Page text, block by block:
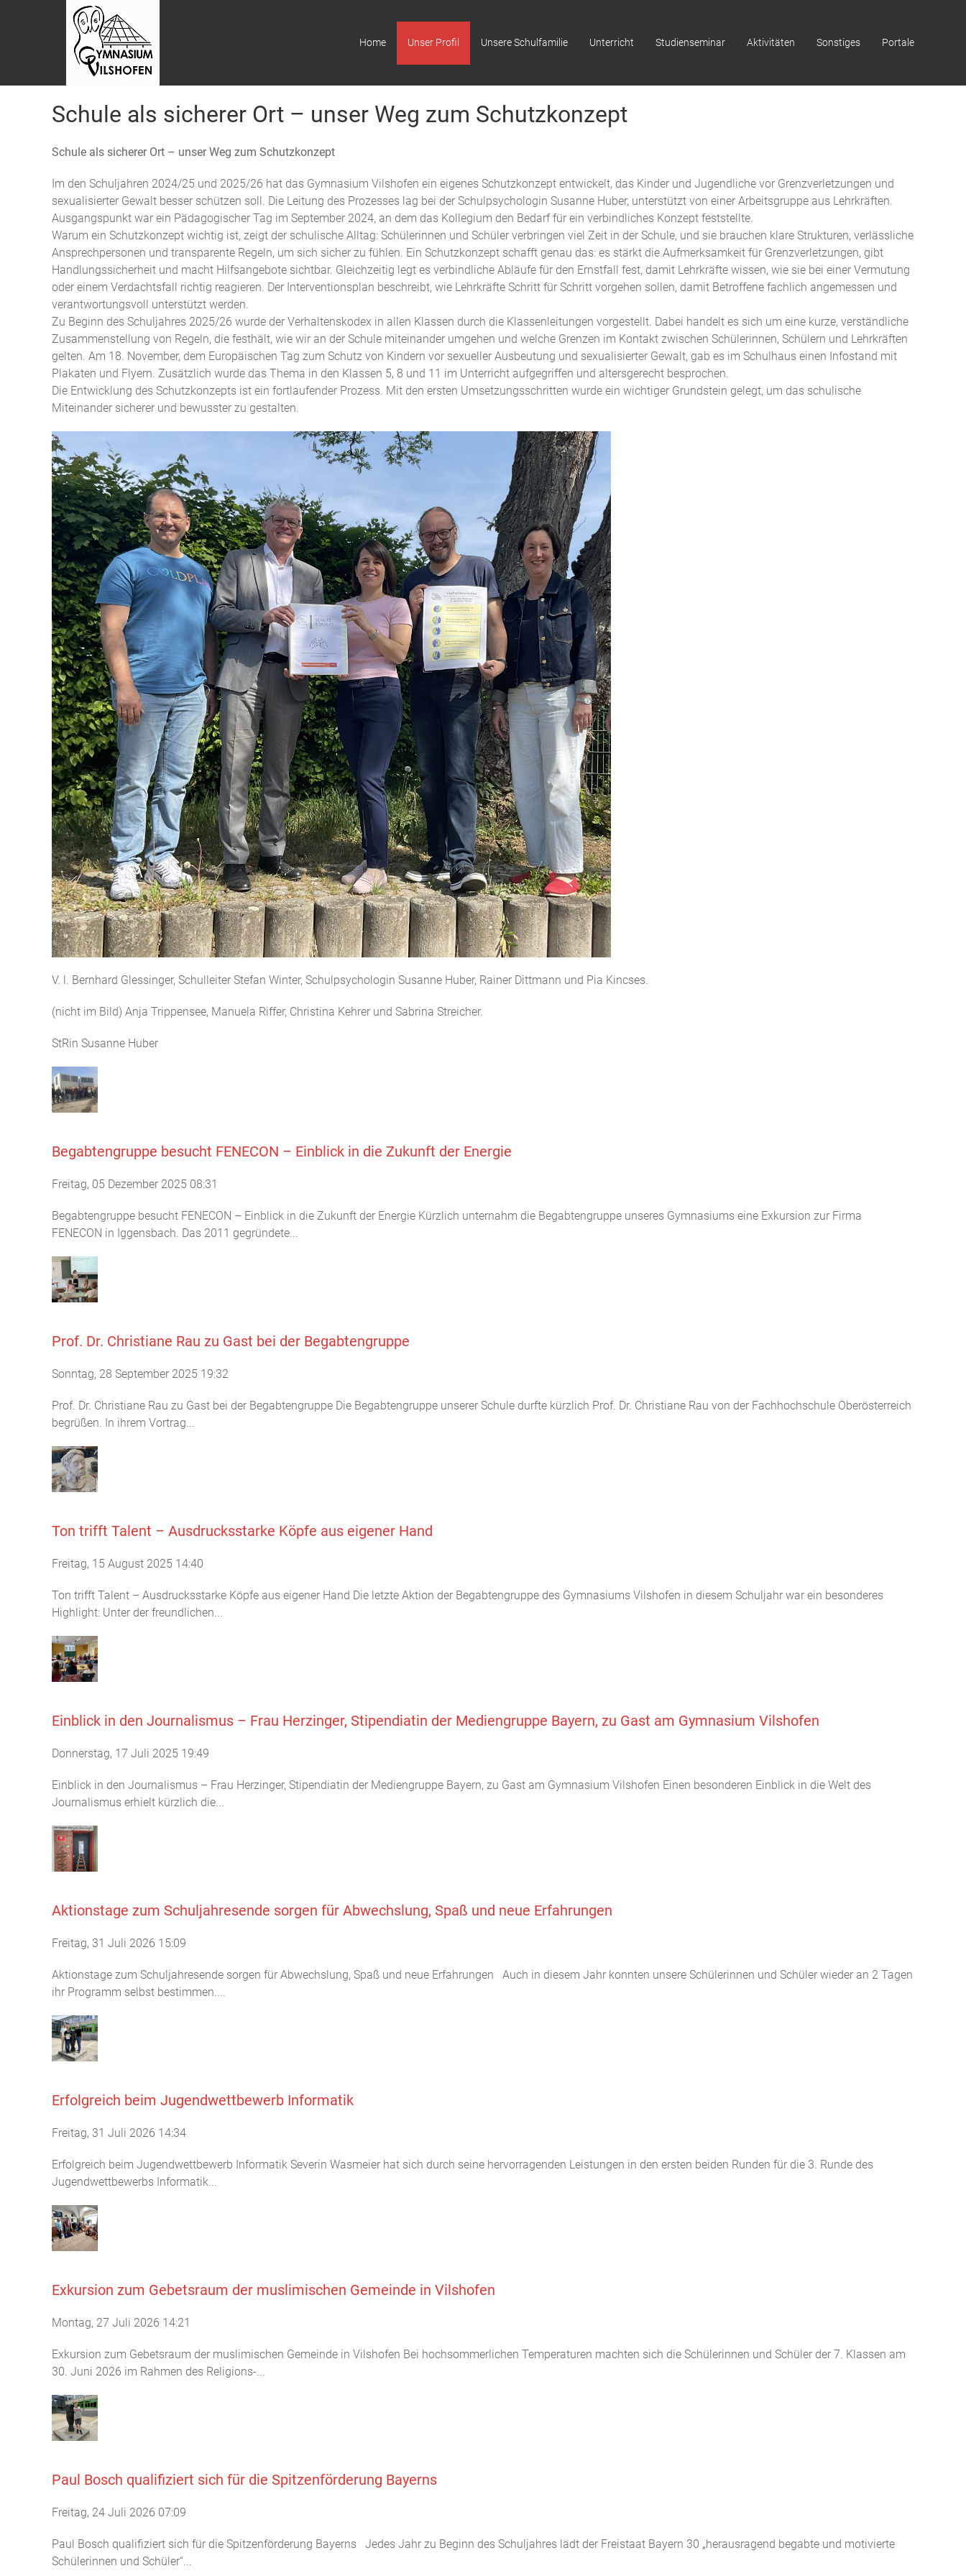
Home Unser Profil Unsere Schulfamilie Unterricht Studienseminar Aktivitäten Sonstiges Portale
Schule als sicherer Ort – unser Weg zum Schutzkonzept
Schule als sicherer Ort – unser Weg zum Schutzkonzept
Im den Schuljahren 2024/25 und 2025/26 hat das Gymnasium Vilshofen ein eigenes Schutzkonzept entwickelt, das Kinder und Jugendliche vor Grenzverletzungen und
sexualisierter Gewalt besser schützen soll. Die Leitung des Prozesses lag bei der Schulpsychologin Susanne Huber, unterstützt von einer Arbeitsgruppe aus Lehrkräften.
Ausgangspunkt war ein Pädagogischer Tag im September 2024, an dem das Kollegium den Bedarf für ein verbindliches Konzept feststellte.
Warum ein Schutzkonzept wichtig ist, zeigt der schulische Alltag: Schülerinnen und Schüler verbringen viel Zeit in der Schule, und sie brauchen klare Strukturen, verlässliche
Ansprechpersonen und transparente Regeln, um sich sicher zu fühlen. Ein Schutzkonzept schafft genau das: es stärkt die Aufmerksamkeit für Grenzverletzungen, gibt
Handlungssicherheit und macht Hilfsangebote sichtbar. Gleichzeitig legt es verbindliche Abläufe für den Ernstfall fest, damit Lehrkräfte wissen, wie sie bei einer Vermutung
oder einem Verdachtsfall richtig reagieren. Der Interventionsplan beschreibt, wie Lehrkräfte Schritt für Schritt vorgehen sollen, damit Betroffene fachlich angemessen und
verantwortungsvoll unterstützt werden.
Zu Beginn des Schuljahres 2025/26 wurde der Verhaltenskodex in allen Klassen durch die Klassenleitungen vorgestellt. Dabei handelt es sich um eine kurze, verständliche
Zusammenstellung von Regeln, die festhält, wie wir an der Schule miteinander umgehen und welche Grenzen im Kontakt zwischen Schülerinnen, Schülern und Lehrkräften
gelten. Am 18. November, dem Europäischen Tag zum Schutz von Kindern vor sexueller Ausbeutung und sexualisierter Gewalt, gab es im Schulhaus einen Infostand mit
Plakaten und Flyern. Zusätzlich wurde das Thema in den Klassen 5, 8 und 11 im Unterricht aufgegriffen und altersgerecht besprochen.
Die Entwicklung des Schutzkonzepts ist ein fortlaufender Prozess. Mit den ersten Umsetzungsschritten wurde ein wichtiger Grundstein gelegt, um das schulische
Miteinander sicherer und bewusster zu gestalten.
V. l. Bernhard Glessinger, Schulleiter Stefan Winter, Schulpsychologin Susanne Huber, Rainer Dittmann und Pia Kincses.
(nicht im Bild) Anja Trippensee, Manuela Riffer, Christina Kehrer und Sabrina Streicher.
StRin Susanne Huber
Begabtengruppe besucht FENECON – Einblick in die Zukunft der Energie
Freitag, 05 Dezember 2025 08:31
Begabtengruppe besucht FENECON – Einblick in die Zukunft der Energie Kürzlich unternahm die Begabtengruppe unseres Gymnasiums eine Exkursion zur Firma
FENECON in Iggensbach. Das 2011 gegründete...
Prof. Dr. Christiane Rau zu Gast bei der Begabtengruppe
Sonntag, 28 September 2025 19:32
Prof. Dr. Christiane Rau zu Gast bei der Begabtengruppe Die Begabtengruppe unserer Schule durfte kürzlich Prof. Dr. Christiane Rau von der Fachhochschule Oberösterreich
begrüßen. In ihrem Vortrag...
Ton trifft Talent – Ausdrucksstarke Köpfe aus eigener Hand
Freitag, 15 August 2025 14:40
Ton trifft Talent – Ausdrucksstarke Köpfe aus eigener Hand Die letzte Aktion der Begabtengruppe des Gymnasiums Vilshofen in diesem Schuljahr war ein besonderes
Highlight: Unter der freundlichen...
Einblick in den Journalismus – Frau Herzinger, Stipendiatin der Mediengruppe Bayern, zu Gast am Gymnasium Vilshofen
Donnerstag, 17 Juli 2025 19:49
Einblick in den Journalismus – Frau Herzinger, Stipendiatin der Mediengruppe Bayern, zu Gast am Gymnasium Vilshofen Einen besonderen Einblick in die Welt des
Journalismus erhielt kürzlich die...
Aktionstage zum Schuljahresende sorgen für Abwechslung, Spaß und neue Erfahrungen
Freitag, 31 Juli 2026 15:09
Aktionstage zum Schuljahresende sorgen für Abwechslung, Spaß und neue Erfahrungen Auch in diesem Jahr konnten unsere Schülerinnen und Schüler wieder an 2 Tagen
ihr Programm selbst bestimmen....
Erfolgreich beim Jugendwettbewerb Informatik
Freitag, 31 Juli 2026 14:34
Erfolgreich beim Jugendwettbewerb Informatik Severin Wasmeier hat sich durch seine hervorragenden Leistungen in den ersten beiden Runden für die 3. Runde des
Jugendwettbewerbs Informatik...
Exkursion zum Gebetsraum der muslimischen Gemeinde in Vilshofen
Montag, 27 Juli 2026 14:21
Exkursion zum Gebetsraum der muslimischen Gemeinde in Vilshofen Bei hochsommerlichen Temperaturen machten sich die Schülerinnen und Schüler der 7. Klassen am
30. Juni 2026 im Rahmen des Religions-...
Paul Bosch qualifiziert sich für die Spitzenförderung Bayerns
Freitag, 24 Juli 2026 07:09
Paul Bosch qualifiziert sich für die Spitzenförderung Bayerns Jedes Jahr zu Beginn des Schuljahres lädt der Freistaat Bayern 30 „herausragend begabte und motivierte
Schülerinnen und Schüler“...